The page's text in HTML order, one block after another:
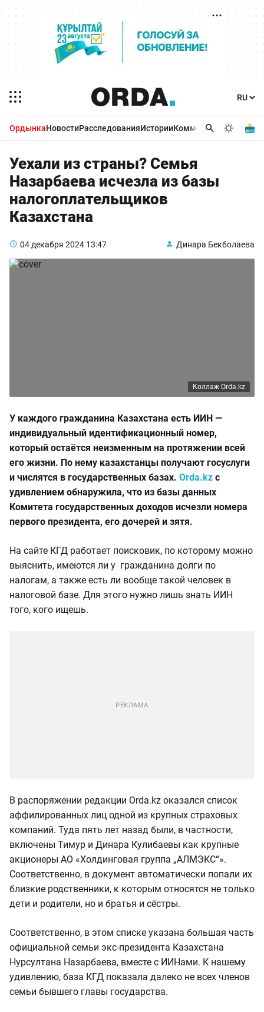
ОрдынкаНовостиРасследованияИсторииКомментарииБизнес
Уехали из страны? Семья
Назарбаева исчезла из базы
налогоплательщиков
Казахстана
04 декабря 2024 13:47 Динара Бекболаева
Коллаж Orda.kz
У каждого гражданина Казахстана есть ИИН —
индивидуальный идентификационный номер,
который остаётся неизменным на протяжении всей
его жизни. По нему казахстанцы получают госуслуги
и числятся в государственных базах. Orda.kz c
удивлением обнаружила, что из базы данных
Комитета государственных доходов исчезли номера
первого президента, его дочерей и зятя.
На сайте КГД работает поисковик, по которому можно
выяснить, имеются ли у гражданина долги по
налогам, а также есть ли вообще такой человек в
налоговой базе. Для этого нужно лишь знать ИИН
того, кого ищешь.
В распоряжении редакции Orda.kz оказался список
аффилированных лиц одной из крупных страховых
компаний. Туда пять лет назад были, в частности,
включены Тимур и Динара Кулибаевы как крупные
акционеры АО «Холдинговая группа „АЛМЭКС“».
Соответственно, в документ автоматически попали их
близкие родственники, к которым относятся не только
дети и родители, но и братья и сёстры.
Соответственно, в этом списке указана большая часть
официальной семьи экс-президента Казахстана
Нурсултана Назарбаева, вместе с ИИНами. К нашему
удивлению, база КГД показала далеко не всех членов
семьи бывшего главы государства.